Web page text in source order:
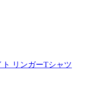
ト リンガーTシャツ